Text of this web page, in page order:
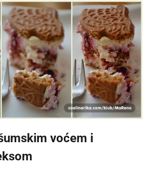
voćem i